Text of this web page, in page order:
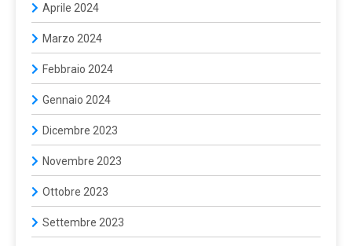
Aprile 2024
Marzo 2024
Febbraio 2024
Gennaio 2024
Dicembre 2023
Novembre 2023
Ottobre 2023
Settembre 2023